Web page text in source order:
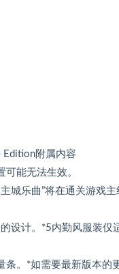
Edition附属内容
能无法生效。
城乐曲”将在通关游戏主
设计。*5内勤风服装仅
条。*如需要最新版本的